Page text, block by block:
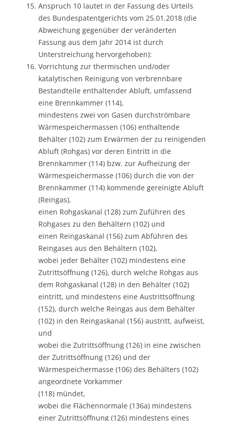
Anspruch 10 lautet in der Fassung des Urteils
des Bundespatentgerichts vom 25.01.2018 (die
Abweichung gegenüber der veränderten
Fassung aus dem Jahr 2014 ist durch
Unterstreichung hervorgehoben):
Vorrichtung zur thermischen und/oder
katalytischen Reinigung von verbrennbare
Bestandteile enthaltender Abluft, umfassend
eine Brennkammer (114),
mindestens zwei von Gasen durchströmbare
Wärmespeichermassen (106) enthaltende
Behälter (102) zum Erwärmen der zu reinigenden
Abluft (Rohgas) vor deren Eintritt in die
Brennkammer (114) bzw. zur Aufheizung der
Wärmespeichermasse (106) durch die von der
Brennkammer (114) kommende gereinigte Abluft
(Reingas),
einen Rohgaskanal (128) zum Zuführen des
Rohgases zu den Behältern (102) und
einen Reingaskanal (156) zum Abführen des
Reingases aus den Behältern (102),
wobei jeder Behälter (102) mindestens eine
Zutrittsöffnung (126), durch welche Rohgas aus
dem Rohgaskanal (128) in den Behälter (102)
eintritt, und mindestens eine Austrittsöffnung
(152), durch welche Reingas aus dem Behälter
(102) in den Reingaskanal (156) austritt, aufweist,
und
wobei die Zutrittsöffnung (126) in eine zwischen
der Zutrittsöffnung (126) und der
Wärmespeichermasse (106) des Behälters (102)
angeordnete Vorkammer
(118) mündet,
wobei die Flächennormale (136a) mindestens
einer Zutrittsöffnung (126) mindestens eines